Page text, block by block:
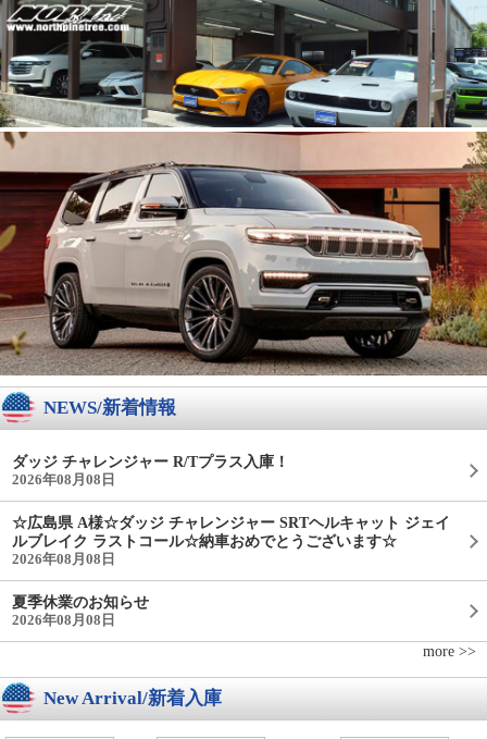
NEWS/新着情報
ダッジ チャレンジャー R/Tプラス入庫！
2026年08月08日
☆広島県 A様☆ダッジ チャレンジャー SRTヘルキャット ジェイ
ルブレイク ラストコール☆納車おめでとうございます☆
2026年08月08日
夏季休業のお知らせ
2026年08月08日
more >>
New Arrival/新着入庫